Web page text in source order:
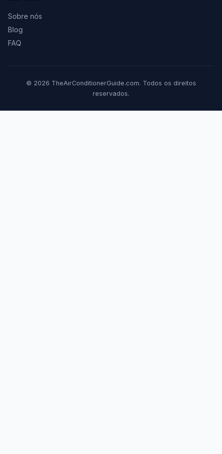
Sobre nós
Blog
FAQ
© 2026 TheAirConditionerGuide.com. Todos os direitos
reservados.